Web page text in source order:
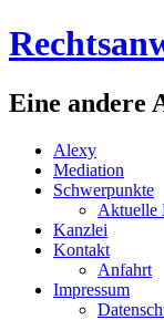
Eine andere
Alexy
Mediation
Schwerpunkte
Aktuelle
Kanzlei
Kontakt
Anfahrt
Impressum